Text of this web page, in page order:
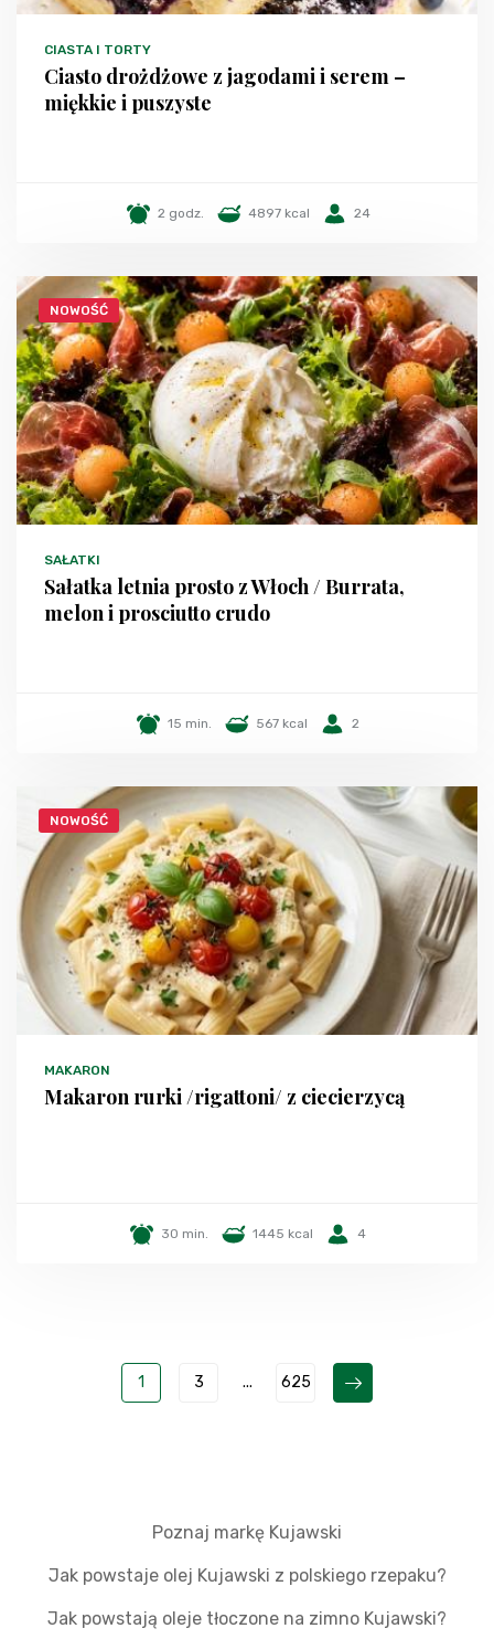
CIASTA I TORTY
Ciasto drożdżowe z jagodami i serem –
miękkie i puszyste
2 godz. 4897 kcal 24
NOWOŚĆ
SAŁATKI
Sałatka letnia prosto z Włoch / Burrata,
melon i prosciutto crudo
15 min. 567 kcal 2
NOWOŚĆ
MAKARON
Makaron rurki /rigattoni/ z ciecierzycą
30 min. 1445 kcal 4
1 3 ... 625
Poznaj markę Kujawski
Jak powstaje olej Kujawski z polskiego rzepaku?
Jak powstają oleje tłoczone na zimno Kujawski?